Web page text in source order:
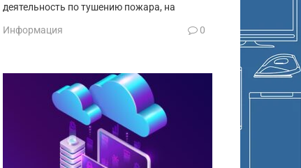
деятельность по тушению пожара, на
Информация 0